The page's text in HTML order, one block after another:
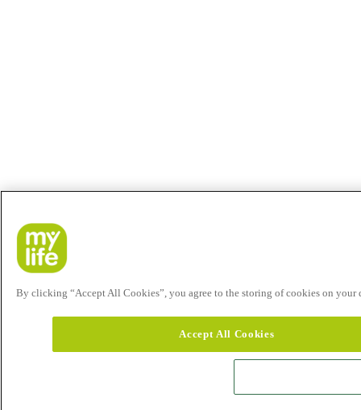
By clicking “Accept All Cookies”, you agree to the storing of cookies on your
Accept All Cookies